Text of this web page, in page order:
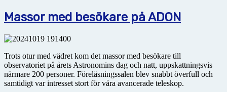
Massor med besökare på ADON
Trots otur med vädret kom det massor med besökare till
observatoriet på årets Astronomins dag och natt, uppskattningsvis
närmare 200 personer. Föreläsningssalen blev snabbt överfull och
samtidigt var intresset stort för våra avancerade teleskop.